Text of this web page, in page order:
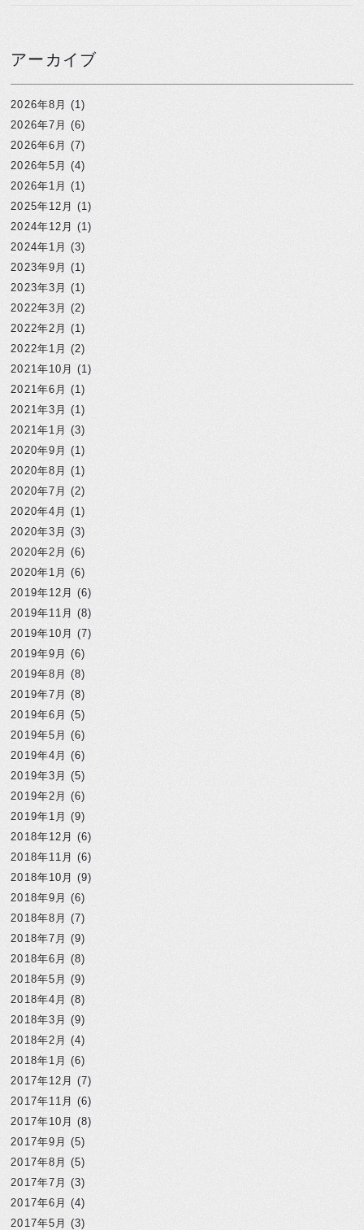
アーカイブ
2026年8月 (1)
2026年7月 (6)
2026年6月 (7)
2026年5月 (4)
2026年1月 (1)
2025年12月 (1)
2024年12月 (1)
2024年1月 (3)
2023年9月 (1)
2023年3月 (1)
2022年3月 (2)
2022年2月 (1)
2022年1月 (2)
2021年10月 (1)
2021年6月 (1)
2021年3月 (1)
2021年1月 (3)
2020年9月 (1)
2020年8月 (1)
2020年7月 (2)
2020年4月 (1)
2020年3月 (3)
2020年2月 (6)
2020年1月 (6)
2019年12月 (6)
2019年11月 (8)
2019年10月 (7)
2019年9月 (6)
2019年8月 (8)
2019年7月 (8)
2019年6月 (5)
2019年5月 (6)
2019年4月 (6)
2019年3月 (5)
2019年2月 (6)
2019年1月 (9)
2018年12月 (6)
2018年11月 (6)
2018年10月 (9)
2018年9月 (6)
2018年8月 (7)
2018年7月 (9)
2018年6月 (8)
2018年5月 (9)
2018年4月 (8)
2018年3月 (9)
2018年2月 (4)
2018年1月 (6)
2017年12月 (7)
2017年11月 (6)
2017年10月 (8)
2017年9月 (5)
2017年8月 (5)
2017年7月 (3)
2017年6月 (4)
2017年5月 (3)